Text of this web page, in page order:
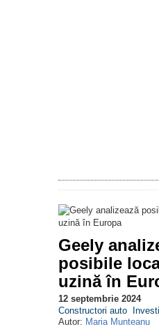
Geely
posibile
uzină în
12 septembrie 2024
Constructori auto
Autor: Maria Munteanu